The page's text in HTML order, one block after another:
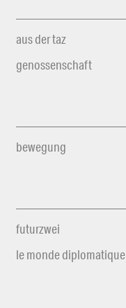
aus der taz
genossenschaft
bewegung
futurzwei
le monde diplomatique